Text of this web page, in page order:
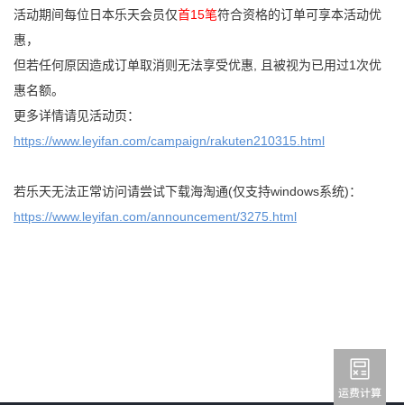
活动期间每位日本乐天会员仅首15笔符合资格的订单可享本活动优
惠，
但若任何原因造成订单取消则无法享受优惠, 且被视为已用过1次优
惠名额。
更多详情请见活动页：
https://www.leyifan.com/campaign/rakuten210315.html
若乐天无法正常访问请尝试下载海淘通(仅支持windows系统)：
https://www.leyifan.com/announcement/3275.html